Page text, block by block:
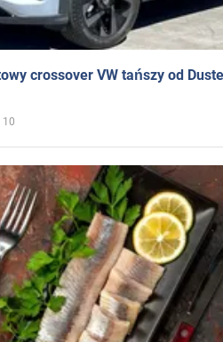
crossover VW tańszy od
10